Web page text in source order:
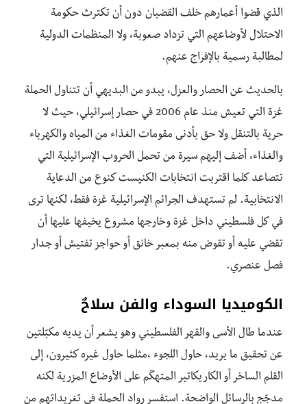
الذي قضوا أعمارهم خلف القضبان دون أن تكترث حكومة
الاحتلال لأوضاعهم التي تزداد صعوبة، ولا المنظمات الدولية
لمطالبة رسمية بالإفراج عنهم.
بالحديث عن الحصار والعزل، يبدو من البديهي أن تتناول الحملة
غزة التي تعيش منذ عام 2006 في حصار إسرائيلي، حيث لا
حرية بالتنقل ولا حق بأدنى مقومات الغذاء من المياه والكهرباء
والغذاء، أضف إليهم سيرة من تحمل الحروب الإسرائيلية التي
تتصاعد كلما اقتربت انتخابات الكنيست كنوع من الدعاية
الانتخابية. لم تستهدف الجرائم الإسرائيلية غزة فقط، لكنها ترى
في كل فلسطيني داخل غزة وخارجها مشروع يخيفها عليها أن
تقضي عليه أو تقوض منه بمعبر خانق أو حواجز تفتيش أو جدار
فصل عنصري.
الكوميديا السوداء والفن سلاحٌ
عندما طال الأسى والقهر الفلسطيني وهو يشعر أن يديه مكبّلتين
عن تحقيق ما يريد، حاول اللجوء ،مثلما حاول غيره كثيرون، إلى
القلم الساخر أو الكاريكاتير المتهكّم على الأوضاع المزرية لكنه
مدجّج بالرسائل الواضحة. استفسر رواد الحملة في تغريداتهم من